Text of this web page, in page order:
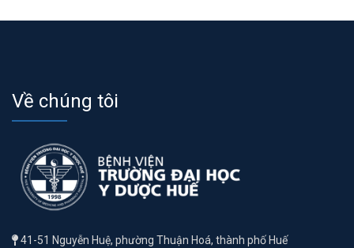
Về chúng tôi
41-51 Nguyễn Huệ, phường Thuận Hoá, thành phố Huế